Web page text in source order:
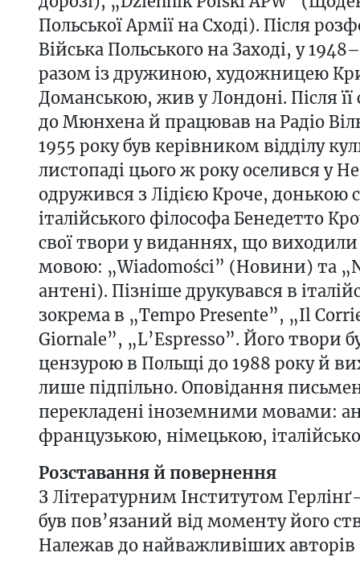
Польської Армії на Сході). Після
Війська Польського на Заході, у
разом із дружиною, художницею
Доманською, жив у Лондоні. Після її
до Мюнхена й працював на Радіо
1955 року був керівником відділу
листопаді цього ж року оселився у
одружився з Лідією Кроче, донькою
італійського філософа Бенедетто
свої твори у виданнях, що
мовою: „Wiadomości” (Новини) та
антені). Пізніше друкувався в
зокрема в „Tempo Presente”, „Il
Giornale”, „L’Espresso”. Його твори
цензурою в Польщі до 1988 року й
лише підпільно. Оповідання
перекладені іноземними мовами:
французькою, німецькою,
Розставання й повернення
З Літературним Інститутом
був пов’язаний від моменту його
Належав до найважливіших авторів